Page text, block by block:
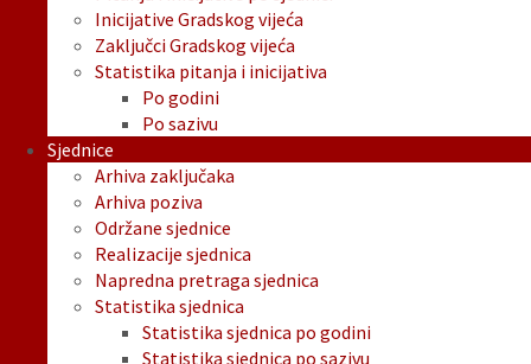
Inicijative Gradskog vijeća
Zaključci Gradskog vijeća
Statistika pitanja i inicijativa
Po godini
Po sazivu
Sjednice
Arhiva zaključaka
Arhiva poziva
Održane sjednice
Realizacije sjednica
Napredna pretraga sjednica
Statistika sjednica
Statistika sjednica po godini
Statistika sjednica po sazivu